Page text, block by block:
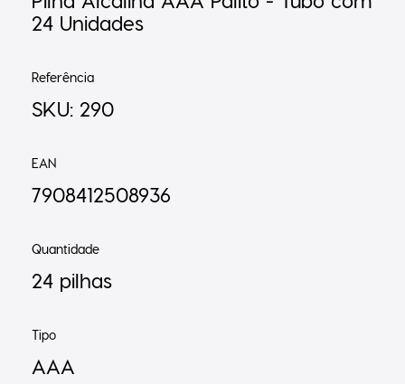
24 Unidades
Referência
SKU: 290
EAN
7908412508936
Quantidade
24 pilhas
Tipo
AAA